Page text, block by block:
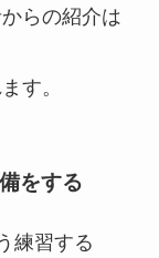
らの紹介は
す。
をする
練習する